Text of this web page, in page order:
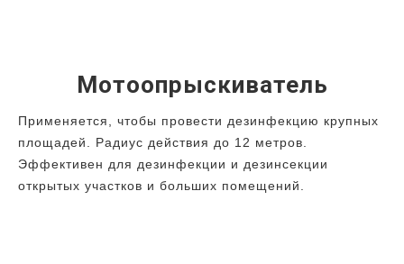
Мотоопрыскиватель
Применяется, чтобы провести дезинфекцию крупных
площадей. Радиус действия до 12 метров.
Эффективен для дезинфекции и дезинсекции
открытых участков и больших помещений.